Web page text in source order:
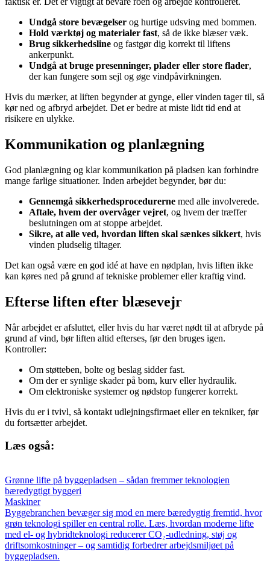
Undgå store bevægelser og hurtige udsving med bommen.
Hold værktøj og materialer fast, så de ikke blæser væk.
Brug sikkerhedsline og fastgør dig korrekt til liftens
ankerpunkt.
Undgå at bruge presenninger, plader eller store flader,
der kan fungere som sejl og øge vindpåvirkningen.
Hvis du mærker, at liften begynder at gynge, eller vinden tager til, så
kør ned og afbryd arbejdet. Det er bedre at miste lidt tid end at
risikere en ulykke.
Kommunikation og planlægning
God planlægning og klar kommunikation på pladsen kan forhindre
mange farlige situationer. Inden arbejdet begynder, bør du:
Gennemgå sikkerhedsprocedurerne med alle involverede.
Aftale, hvem der overvåger vejret, og hvem der træffer
beslutningen om at stoppe arbejdet.
Sikre, at alle ved, hvordan liften skal sænkes sikkert, hvis
vinden pludselig tiltager.
Det kan også være en god idé at have en nødplan, hvis liften ikke
kan køres ned på grund af tekniske problemer eller kraftig vind.
Efterse liften efter blæsevejr
Når arbejdet er afsluttet, eller hvis du har været nødt til at afbryde på
grund af vind, bør liften altid efterses, før den bruges igen.
Kontroller:
Om støtteben, bolte og beslag sidder fast.
Om der er synlige skader på bom, kurv eller hydraulik.
Om elektroniske systemer og nødstop fungerer korrekt.
Hvis du er i tvivl, så kontakt udlejningsfirmaet eller en tekniker, før
du fortsætter arbejdet.
Læs også:
Grønne lifte på byggepladsen – sådan fremmer teknologien
bæredygtigt byggeri
Maskiner
Byggebranchen bevæger sig mod en mere bæredygtig fremtid, hvor
grøn teknologi spiller en central rolle. Læs, hvordan moderne lifte
med el- og hybridteknologi reducerer CO₂-udledning, støj og
driftsomkostninger – og samtidig forbedrer arbejdsmiljøet på
byggepladsen.